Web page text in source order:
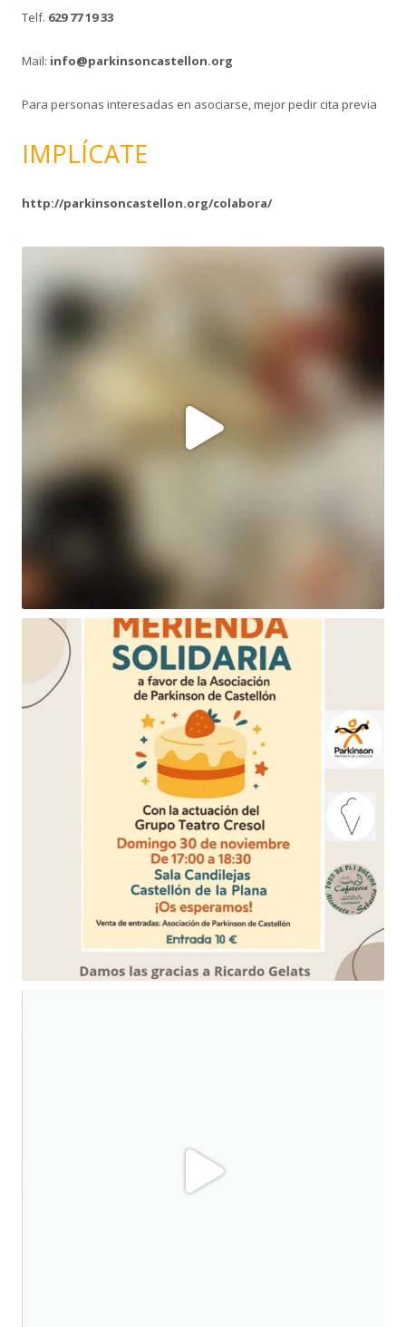
Telf. 629 77 19 33
Mail: info@parkinsoncastellon.org
Para personas interesadas en asociarse, mejor pedir cita previa
IMPLÍCATE
http://parkinsoncastellon.org/colabora/